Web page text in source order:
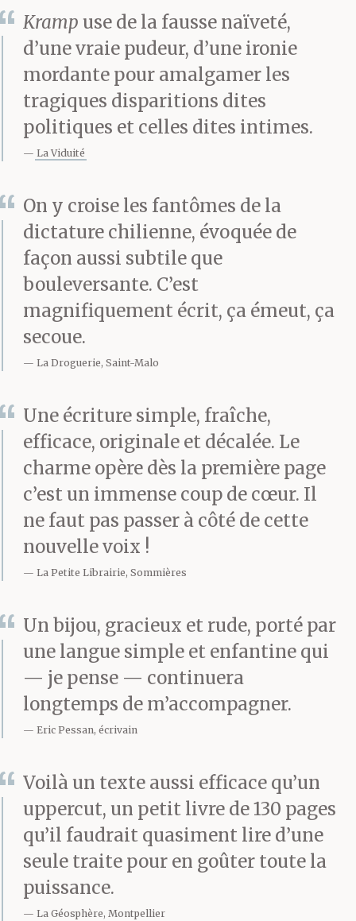
Kramp use de la fausse naïveté,
d’une vraie pudeur, d’une ironie
mordante pour amalgamer les
tragiques disparitions dites
politiques et celles dites intimes.
La Viduité
On y croise les fantômes de la
dictature chilienne, évoquée de
façon aussi subtile que
bouleversante. C’est
magnifiquement écrit, ça émeut, ça
secoue.
La Droguerie, Saint-Malo
Une écriture simple, fraîche,
efficace, originale et décalée. Le
charme opère dès la première page
c’est un immense coup de cœur. Il
ne faut pas passer à côté de cette
nouvelle voix !
La Petite Librairie, Sommières
Un bijou, gracieux et rude, porté par
une langue simple et enfantine qui
— je pense — continuera
longtemps de m’accompagner.
Eric Pessan, écrivain
Voilà un texte aussi efficace qu’un
uppercut, un petit livre de 130 pages
qu’il faudrait quasiment lire d’une
seule traite pour en goûter toute la
puissance.
La Géosphère, Montpellier